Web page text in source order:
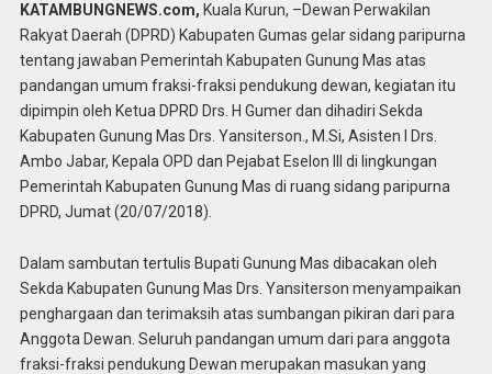
KATAMBUNGNEWS.com, Kuala Kurun, –Dewan Perwakilan
Rakyat Daerah (DPRD) Kabupaten Gumas gelar sidang paripurna
tentang jawaban Pemerintah Kabupaten Gunung Mas atas
pandangan umum fraksi-fraksi pendukung dewan, kegiatan itu
dipimpin oleh Ketua DPRD Drs. H Gumer dan dihadiri Sekda
Kabupaten Gunung Mas Drs. Yansiterson., M.Si, Asisten I Drs.
Ambo Jabar, Kepala OPD dan Pejabat Eselon III di lingkungan
Pemerintah Kabupaten Gunung Mas di ruang sidang paripurna
DPRD, Jumat (20/07/2018).
Dalam sambutan tertulis Bupati Gunung Mas dibacakan oleh
Sekda Kabupaten Gunung Mas Drs. Yansiterson menyampaikan
penghargaan dan terimaksih atas sumbangan pikiran dari para
Anggota Dewan. Seluruh pandangan umum dari para anggota
fraksi-fraksi pendukung Dewan merupakan masukan yang